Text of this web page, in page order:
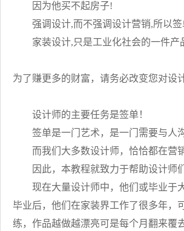
因为他买不起房子!
强调设计,而不强调设计营销,所以签
家装设计,只是工业化社会的一件产
为了赚更多的财富，请务必改变您对设
设计师的主要任务是签单！
签单是一门艺术，是一门需要与人
而我们大多数设计师，恰恰都在营
因此，本教程就致力于帮助设计师们
现在大量设计师中，他们或毕业于大
毕业后，他们在家装界工作了很多年，
练，作品越做越漂亮可是每个月翻来覆